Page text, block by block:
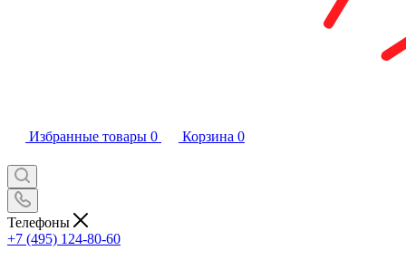
Избранные товары 0 Корзина 0
Телефоны
+7 (495) 124-80-60